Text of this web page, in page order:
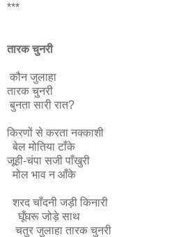
***
तारक चुनरी
कौन जुलाहा
तारक चुनरी
बुनता सारी रात?
किरणों से करता नक्काशी
बेल मोतिया टाँके
जूही-चंपा सजी पाँखुरी
मोल भाव न आँके
शरद चाँदनी जड़ी किनारी
घूँघरू जोड़े साथ
चतुर जुलाहा तारक चुनरी